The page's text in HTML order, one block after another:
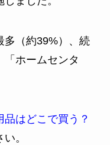
多（約39%）、続
「ホームセンタ
品はどこで買う？
。